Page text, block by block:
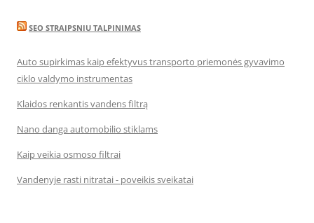
SEO STRAIPSNIU TALPINIMAS
Auto supirkimas kaip efektyvus transporto priemonės gyvavimo
ciklo valdymo instrumentas
Klaidos renkantis vandens filtrą
Nano danga automobilio stiklams
Kaip veikia osmoso filtrai
Vandenyje rasti nitratai - poveikis sveikatai